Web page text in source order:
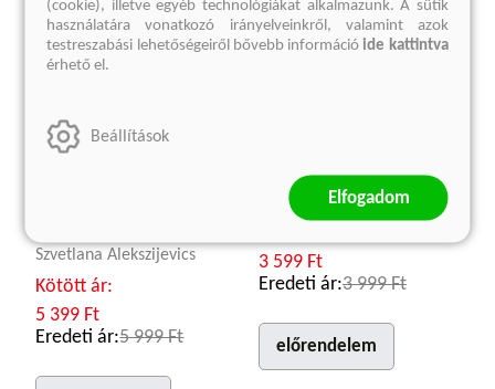
Szvetlana Alekszijevics
Kötött ár:
5 399 Ft
Eredeti ár:5 999 Ft
Sabahattin Ali
3 599 Ft
Eredeti ár:3 999 Ft
előrendelem
(cookie), illetve egyéb technológiákat alkalmazunk. A sütik
használatára vonatkozó irányelveinkről, valamint azok
testreszabási lehetőségeiről bővebb információide kattintva
érhető el.
Beállítások
Elfogadom